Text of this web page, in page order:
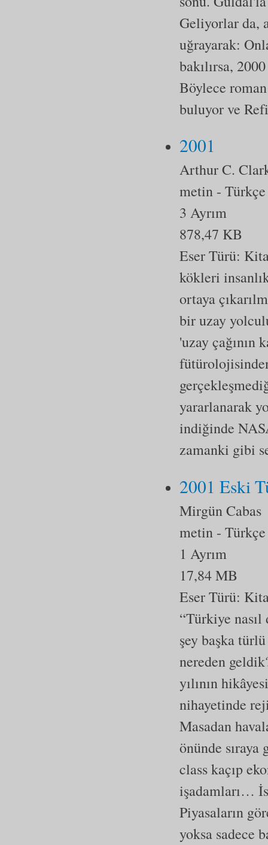
Geliyorlar da,
uğrayarak:
bakılırsa,
Böylece
buluyor ve
2001
Arthur C.
metin - Türkçe
3 Ayrım
878,47 KB
Eser Türü:
kökleri
ortaya
bir uzay
'uzay
yararlanarak
indiğinde
zamanki gibi
2001 Eski
Mirgün Cabas
metin - Türkçe
1 Ayrım
17,84 MB
Eser Türü:
“Türkiye nasıl
şey başka
nereden
yılının
nihayetinde
Masadan
önünde
class kaçıp
işadamları…
Piyasaların
yoksa sadece